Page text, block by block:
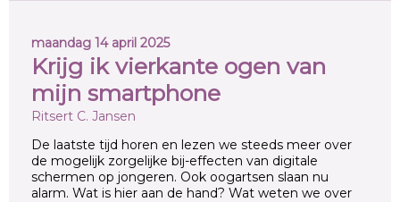
maandag 14 april 2025
Krijg ik vierkante ogen van
mijn smartphone
Ritsert C. Jansen
De laatste tijd horen en lezen we steeds meer over
de mogelijk zorgelijke bij-effecten van digitale
schermen op jongeren. Ook oogartsen slaan nu
alarm. Wat is hier aan de hand? Wat weten we over